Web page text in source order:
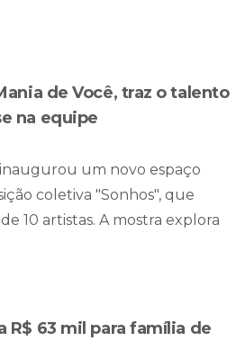
de Você, traz o talento
na equipe
um novo espaço
coletiva "Sonhos", que
10 artistas. A mostra explora
R$ 63 mil para família de